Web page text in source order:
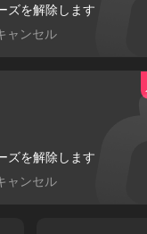
ズを解除します
ャンセル
ズを解除します
ャンセル
PTE. LTD.